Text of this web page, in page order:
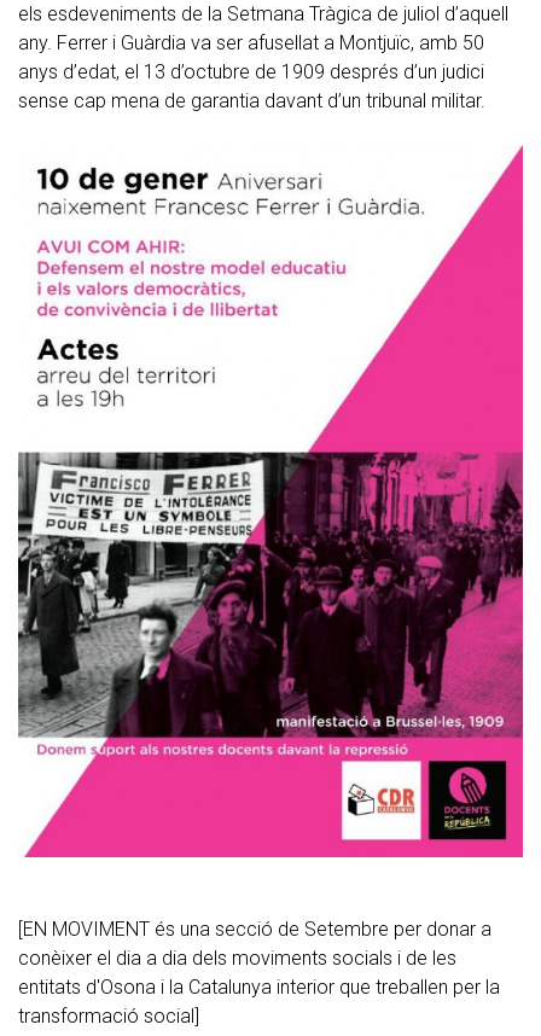
els esdeveniments de la Setmana Tràgica de juliol d’aquell
any. Ferrer i Guàrdia va ser afusellat a Montjuïc, amb 50
anys d’edat, el 13 d’octubre de 1909 després d’un judici
sense cap mena de garantia davant d’un tribunal militar.
[EN MOVIMENT és una secció de Setembre per donar a
conèixer el dia a dia dels moviments socials i de les
entitats d'Osona i la Catalunya interior que treballen per la
transformació social]